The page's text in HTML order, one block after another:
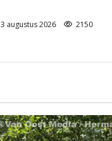
3 augustus 2026 2150